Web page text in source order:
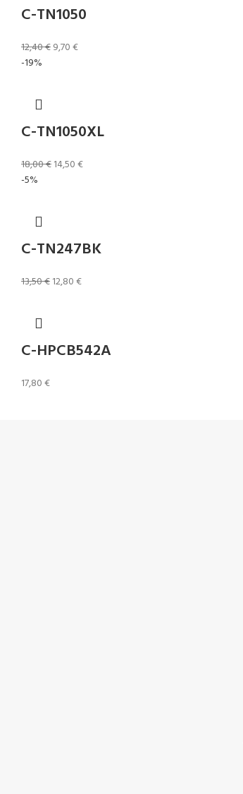
C-TN1050
12,40€9,70€
-19%
C-TN1050XL
18,00€14,50€
-5%
C-TN247BK
13,50€12,80€
C-HPCB542A
17,80€